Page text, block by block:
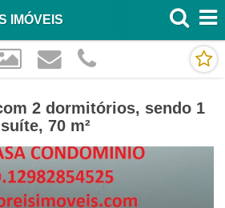
IMÓVEIS
2 dormitórios, sendo 1
suíte, 70 m²